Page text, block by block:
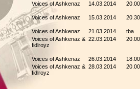
Voices of Ashkenaz
14.03.2014 20.00
Voices of Ashkenaz 15.03.2014 20.30
Voices of Ashkenaz 21.03.2014
tba
Voices of Ashkenaz &
fidlroyz
22.03.2014 20.00
Voices of Ashkenaz 26.03.2014
18.00
Voices of Ashkenaz &
fidlroyz
28.03.2014 20.00